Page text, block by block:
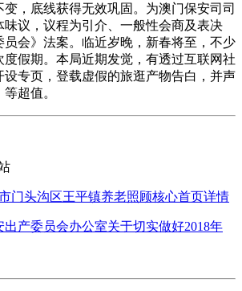
，底线获得无效巩固。为澳门保安司司
味议，议程为引介、一般性会商及表决
员会》法案。临近岁晚，新春将至，不少
假期。本局近期发觉，有透过互联网社
设专页，登载虚假的旅逛产物告白，并声
超值。
门头沟区王平镇养老照顾核心首页详情
出产委员会办公室关于切实做好2018年